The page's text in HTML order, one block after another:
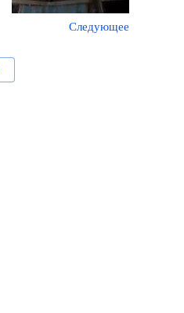
Следующее